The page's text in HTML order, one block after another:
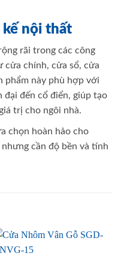
nội thất
rãi trong các công
cửa chính, cửa sổ, cửa
phẩm này phù hợp với
đại đến cổ điển, giúp tạo
trị cho ngôi nhà.
chọn hoàn hảo cho
cần độ bền và tính